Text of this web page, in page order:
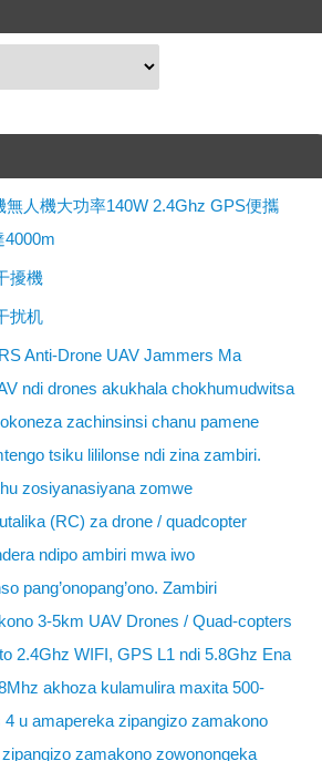
無人機大功率140W 2.4Ghz GPS便攜
4000m
擾機
扰机
Anti-Drone UAV Jammers Ma
ndi drones akukhala chokhumudwitsa
zachinsinsi chanu pamene
tsiku lililonse ndi zina zambiri.
zosiyanasiyana zomwe
(RC) za drone / quadcopter
ndipo ambiri mwa iwo
pang’onopang’ono. Zambiri
3-5km UAV Drones / Quad-copters
2.4Ghz WIFI, GPS L1 ndi 5.8Ghz Ena
akhoza kulamulira maxita 500-
u amapereka zipangizo zamakono
zamakono zowonongeka